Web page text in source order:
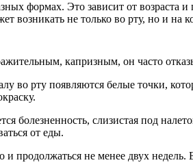
формах. Это зависит от
возникать не только во рту, но и на
капризным, он часто
во рту появляются белые точки,
болезненность, слизистая под
от еды.
и продолжаться не менее двух